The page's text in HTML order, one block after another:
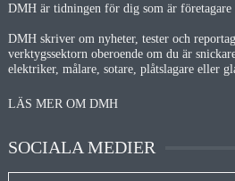
DMH är tidningen för dig som är företagare
DMH skriver om nyheter, tester och
verktygssektorn oberoende om du är
elektriker, målare, sotare, plåtslagare eller
LÄS MER OM DMH
SOCIALA MEDIER